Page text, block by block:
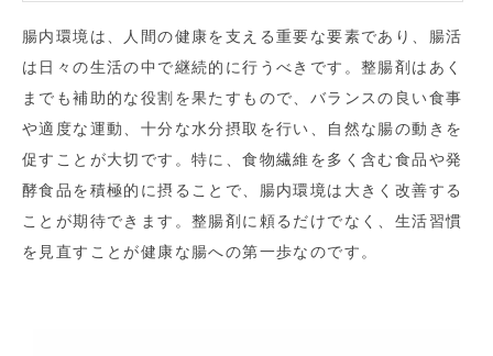
腸内環境は、人間の健康を支える重要な要素であり、腸活
は日々の生活の中で継続的に行うべきです。整腸剤はあく
までも補助的な役割を果たすもので、バランスの良い食事
や適度な運動、十分な水分摂取を行い、自然な腸の動きを
促すことが大切です。特に、食物繊維を多く含む食品や発
酵食品を積極的に摂ることで、腸内環境は大きく改善する
ことが期待できます。整腸剤に頼るだけでなく、生活習慣
を見直すことが健康な腸への第一歩なのです。